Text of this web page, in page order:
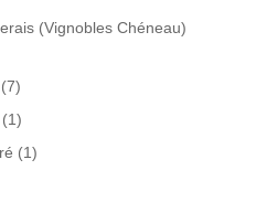
(Vignobles Chéneau)
(7)
(1)
(1)